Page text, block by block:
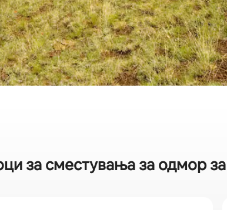
за сместувања за одмор